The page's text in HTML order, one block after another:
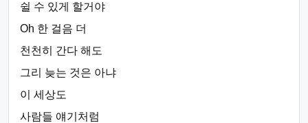
쉴 수 있게 할거야
Oh 한 걸음 더
천천히 간다 해도
그리 늦는 것은 아냐
이 세상도
사람들 얘기처럼